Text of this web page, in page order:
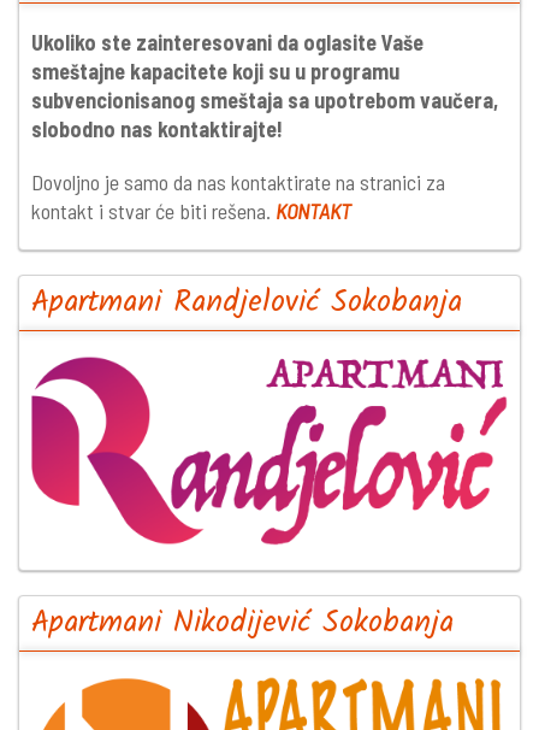
Ukoliko ste zainteresovani da oglasite Vaše
smeštajne kapacitete koji su u programu
subvencionisanog smeštaja sa upotrebom vaučera,
slobodno nas kontaktirajte!
Dovoljno je samo da nas kontaktirate na stranici za
kontakt i stvar će biti rešena. KONTAKT
Apartmani Randjelović Sokobanja
Apartmani Nikodijević Sokobanja